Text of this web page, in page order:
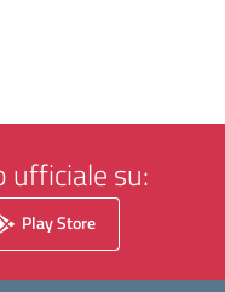
ufficiale su:
Play Store